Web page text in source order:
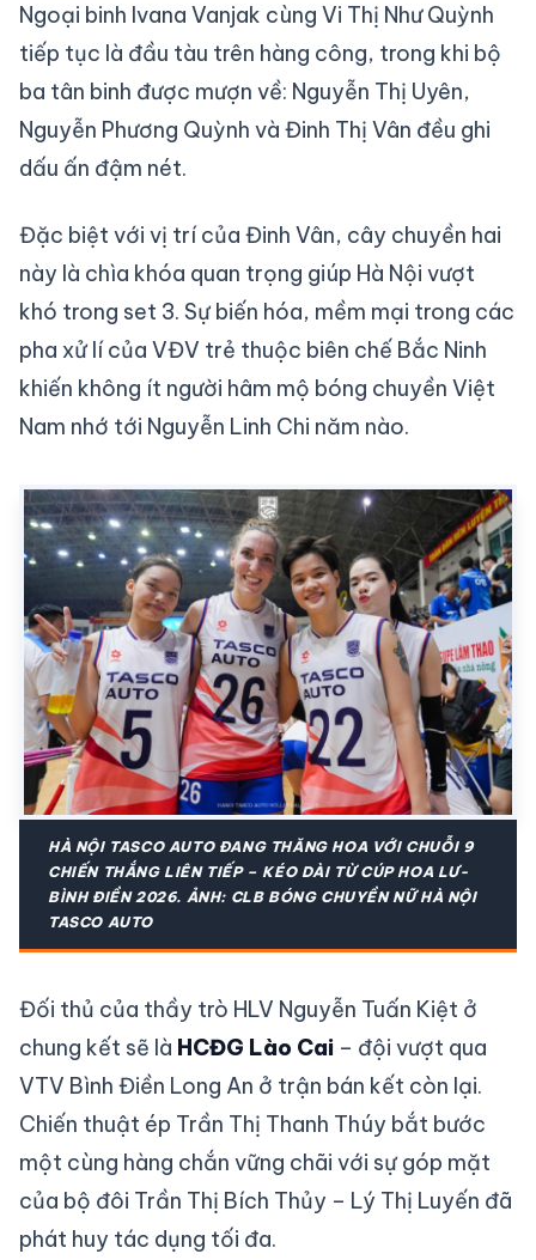
Ngoại binh Ivana Vanjak cùng Vi Thị Như Quỳnh
tiếp tục là đầu tàu trên hàng công, trong khi bộ
ba tân binh được mượn về: Nguyễn Thị Uyên,
Nguyễn Phương Quỳnh và Đinh Thị Vân đều ghi
dấu ấn đậm nét.
Đặc biệt với vị trí của Đinh Vân, cây chuyền hai
này là chìa khóa quan trọng giúp Hà Nội vượt
khó trong set 3. Sự biến hóa, mềm mại trong các
pha xử lí của VĐV trẻ thuộc biên chế Bắc Ninh
khiến không ít người hâm mộ bóng chuyền Việt
Nam nhớ tới Nguyễn Linh Chi năm nào.
HÀ NỘI TASCO AUTO ĐANG THĂNG HOA VỚI CHUỖI 9
CHIẾN THẮNG LIÊN TIẾP – KÉO DÀI TỪ CÚP HOA LƯ-
BÌNH ĐIỀN 2026. ẢNH: CLB BÓNG CHUYỀN NỮ HÀ NỘI
TASCO AUTO
Đối thủ của thầy trò HLV Nguyễn Tuấn Kiệt ở
chung kết sẽ là HCĐG Lào Cai – đội vượt qua
VTV Bình Điền Long An ở trận bán kết còn lại.
Chiến thuật ép Trần Thị Thanh Thúy bắt bước
một cùng hàng chắn vững chãi với sự góp mặt
của bộ đôi Trần Thị Bích Thủy – Lý Thị Luyến đã
phát huy tác dụng tối đa.